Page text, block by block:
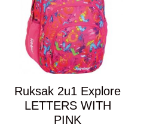
Ruksak 2u1 Explore
LETTERS WITH
PINK